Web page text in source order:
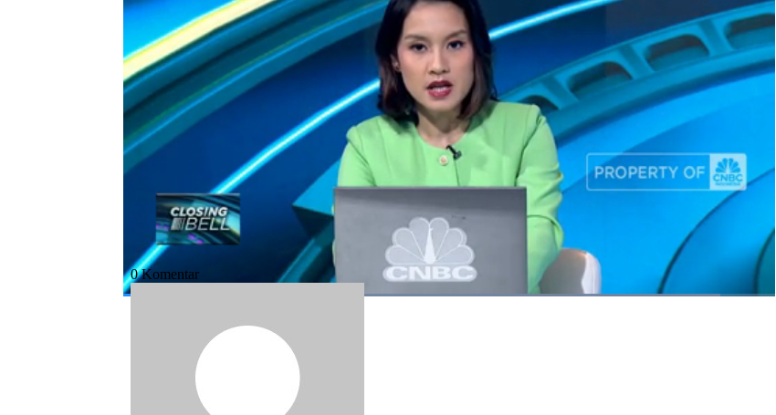
Simak informasi selengkapnya dalam program Closing Bell CNBC Indonesia (Senin, 25/11/2024)
berikut ini.
Bagikan:
#pesawat jet #rusia #terbakar #bandara turki